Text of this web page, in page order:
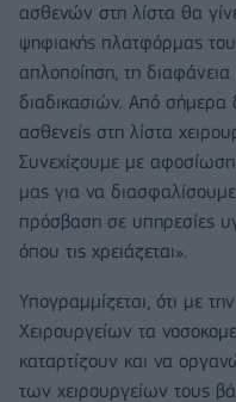
ασθενών στη λίστα θα
ψηφιακής πλατφόρμας του
απλοποίηση, τη
διαδικασιών. Από σήμερα
ασθενείς στη λίστα
Συνεχίζουμε με αφοσίωση
μας για να
πρόσβαση σε υπηρεσίες
όπου τις χρειάζεται».
Υπογραμμίζεται, ότι με
Χειρουργείων τα
καταρτίζουν και να
των χειρουργείων τους